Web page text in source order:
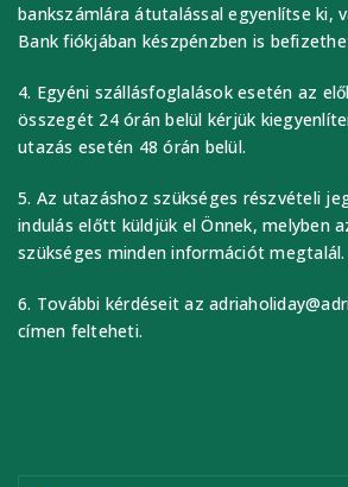
bankszámlára átutalással egyenlítse ki,
Bank fiókjában készpénzben is
4. Egyéni szállásfoglalások esetén az
összegét 24 órán belül kérjük
utazás esetén 48 órán belül.
5. Az utazáshoz szükséges részvételi
indulás előtt küldjük el Önnek, melyben
szükséges minden információt megtalál.
6. További kérdéseit az
címen felteheti.